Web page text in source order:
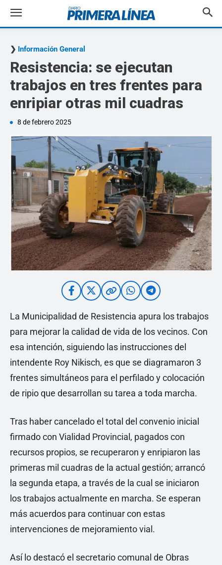
Información General
Resistencia: se ejecutan
trabajos en tres frentes para
enripiar otras mil cuadras
8 de febrero 2025
La Municipalidad de Resistencia apura los trabajos
para mejorar la calidad de vida de los vecinos. Con
esa intención, siguiendo las instrucciones del
intendente Roy Nikisch, es que se diagramaron 3
frentes simultáneos para el perfilado y colocación
de ripio que desarrollan su tarea a toda marcha.
Tras haber cancelado el total del convenio inicial
firmado con Vialidad Provincial, pagados con
recursos propios, se recuperaron y enripiaron las
primeras mil cuadras de la actual gestión; arrancó
la segunda etapa, a través de la cual se iniciaron
los trabajos actualmente en marcha. Se esperan
más acuerdos para continuar con estas
intervenciones de mejoramiento vial.
Así lo destacó el secretario comunal de Obras